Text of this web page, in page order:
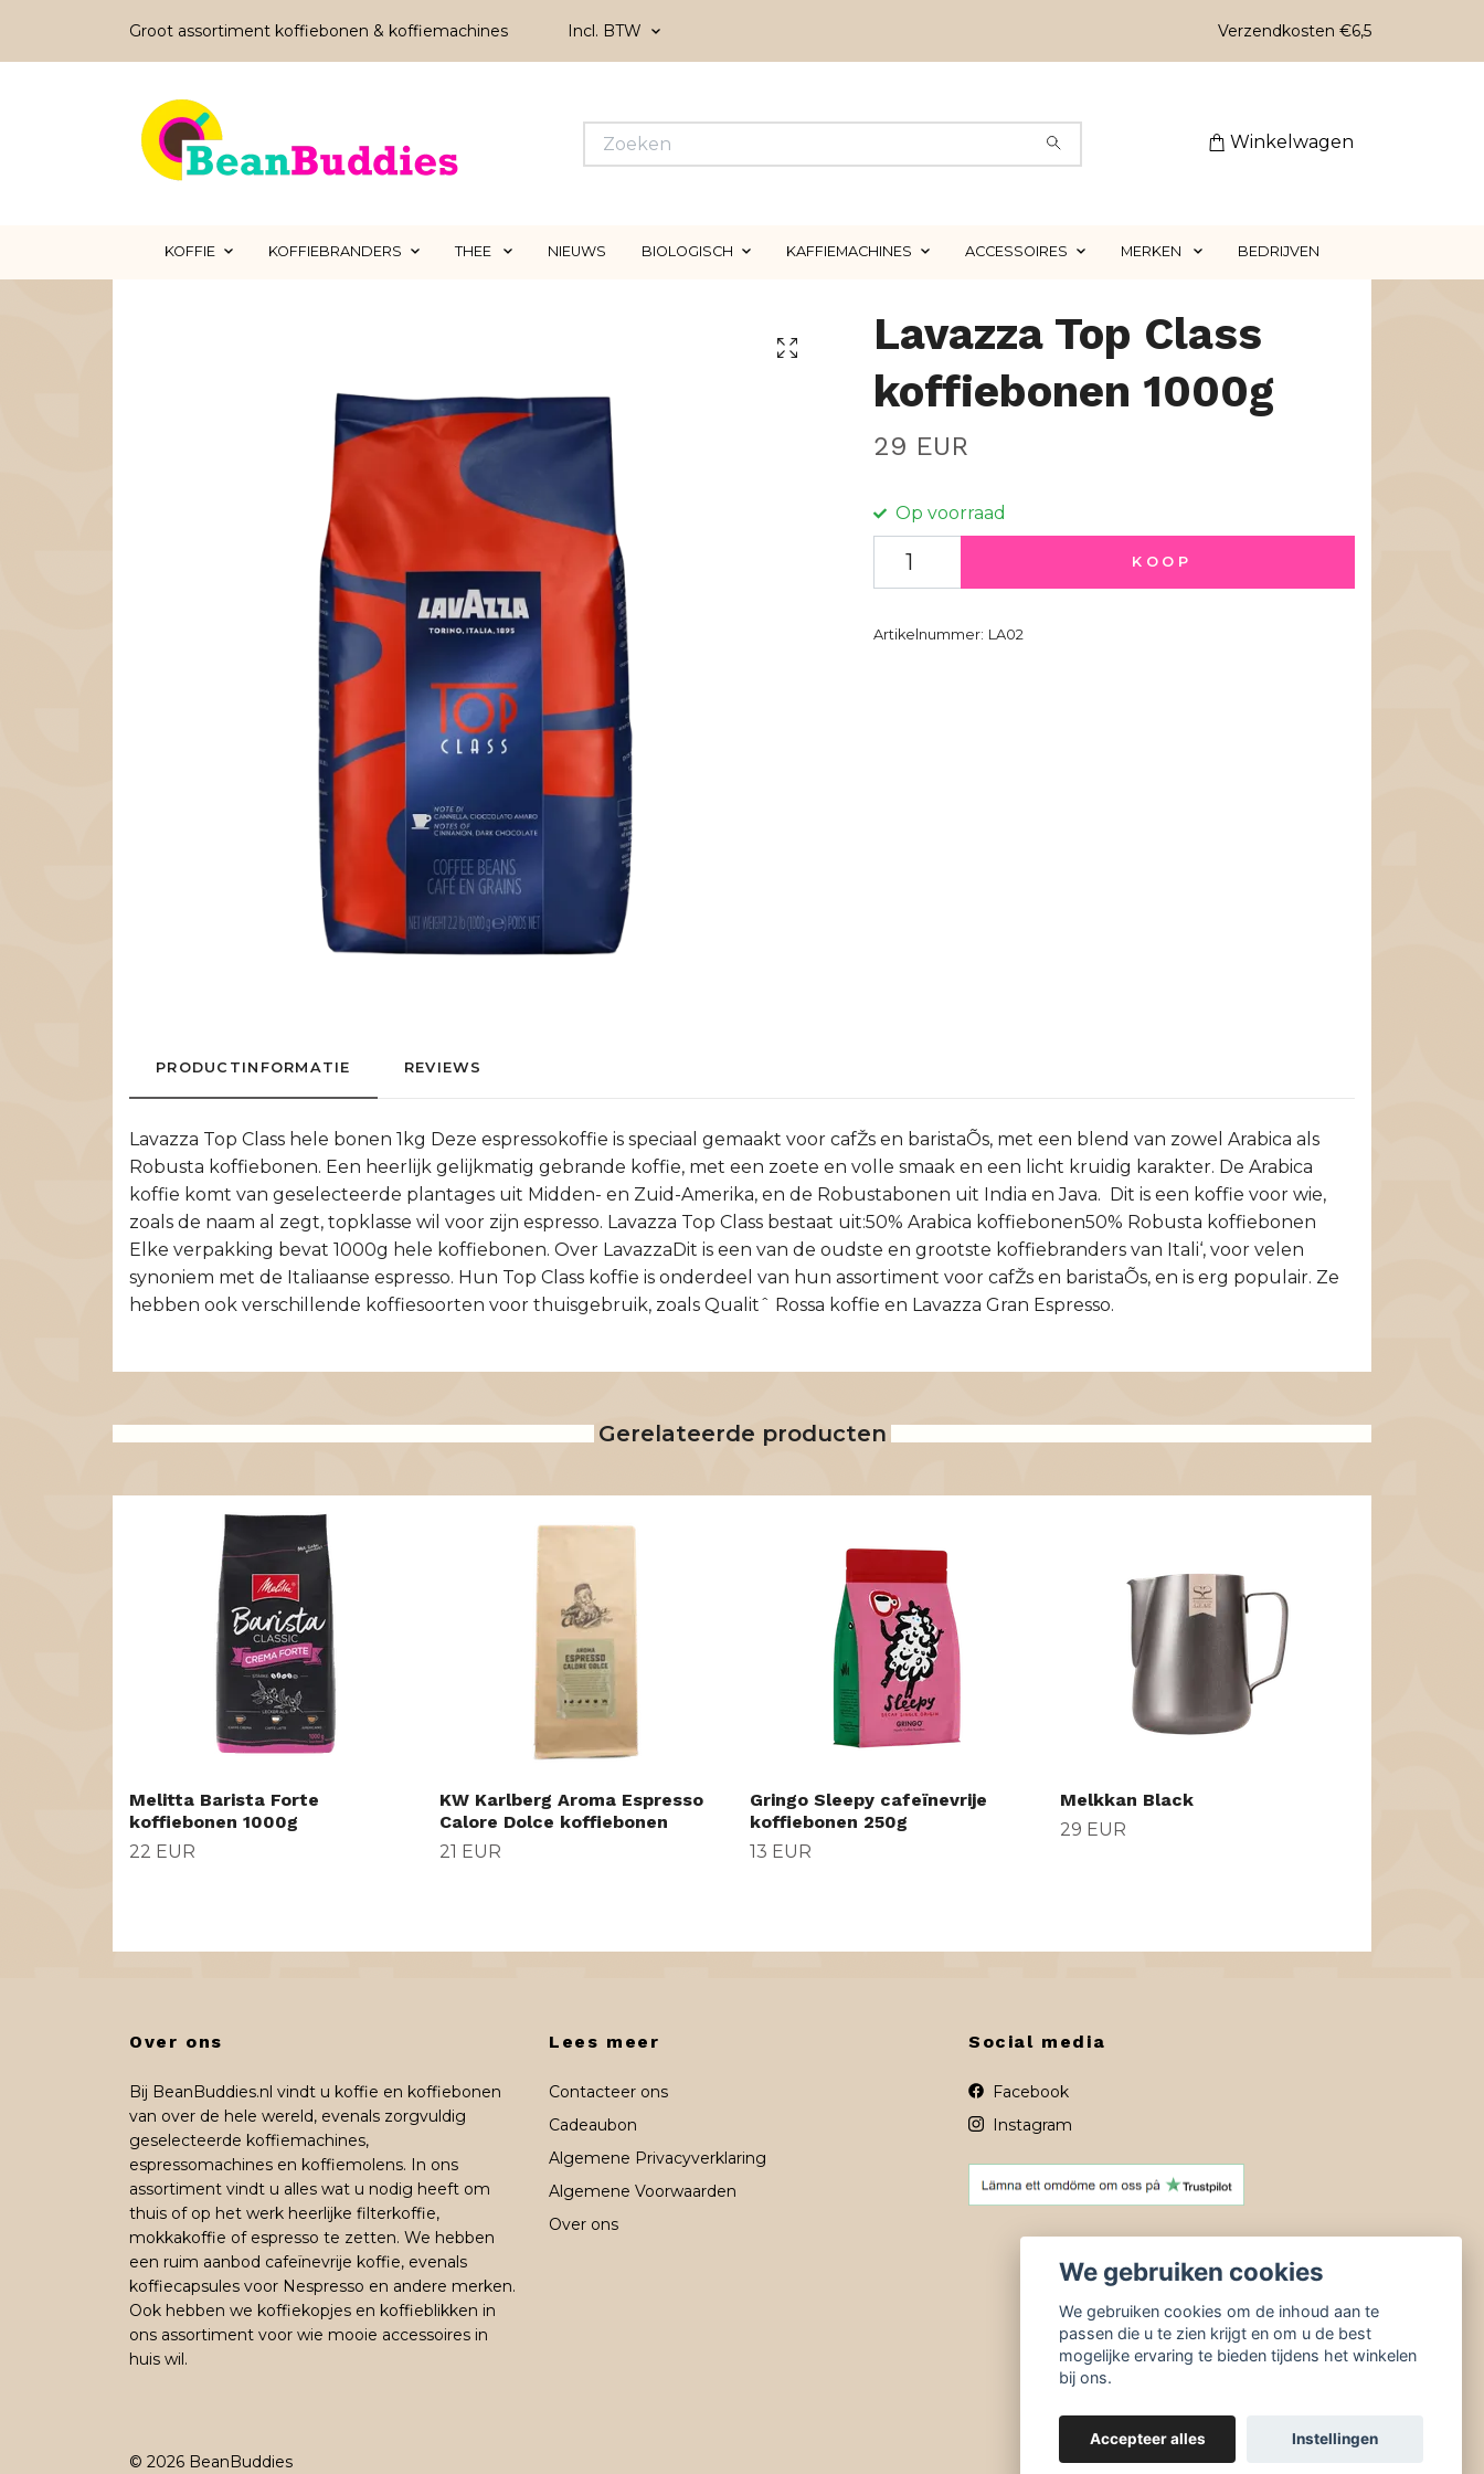
Groot assortiment koffiebonen & koffiemachines Incl. BTW Verzendkosten €6,5
Winkelwagen
KOFFIE KOFFIEBRANDERS THEE NIEUWS BIOLOGISCH KAFFIEMACHINES ACCESSOIRES MERKEN BEDRIJVEN
Lavazza Top Class
koffiebonen 1000g
29 EUR
Op voorraad
KOOP
Artikelnummer: LA02
PRODUCTINFORMATIE REVIEWS
Lavazza Top Class hele bonen 1kg Deze espressokoffie is speciaal gemaakt voor cafŽs en baristaÕs, met een blend van zowel Arabica als
Robusta koffiebonen. Een heerlijk gelijkmatig gebrande koffie, met een zoete en volle smaak en een licht kruidig karakter. De Arabica
koffie komt van geselecteerde plantages uit Midden- en Zuid-Amerika, en de Robustabonen uit India en Java. Dit is een koffie voor wie,
zoals de naam al zegt, topklasse wil voor zijn espresso. Lavazza Top Class bestaat uit:50% Arabica koffiebonen50% Robusta koffiebonen
Elke verpakking bevat 1000g hele koffiebonen. Over LavazzaDit is een van de oudste en grootste koffiebranders van Itali‘, voor velen
synoniem met de Italiaanse espresso. Hun Top Class koffie is onderdeel van hun assortiment voor cafŽs en baristaÕs, en is erg populair. Ze
hebben ook verschillende koffiesoorten voor thuisgebruik, zoals Qualitˆ Rossa koffie en Lavazza Gran Espresso.
Gerelateerde producten
Melitta Barista Forte
koffiebonen 1000g
22 EUR
KW Karlberg Aroma Espresso
Calore Dolce koffiebonen
21 EUR
Gringo Sleepy cafeïnevrije
koffiebonen 250g
13 EUR
Melkkan Black
29 EUR
Over ons
Bij BeanBuddies.nl vindt u koffie en koffiebonen
van over de hele wereld, evenals zorgvuldig
geselecteerde koffiemachines,
espressomachines en koffiemolens. In ons
assortiment vindt u alles wat u nodig heeft om
thuis of op het werk heerlijke filterkoffie,
mokkakoffie of espresso te zetten. We hebben
een ruim aanbod cafeïnevrije koffie, evenals
koffiecapsules voor Nespresso en andere merken.
Ook hebben we koffiekopjes en koffieblikken in
ons assortiment voor wie mooie accessoires in
huis wil.
Lees meer
Contacteer ons
Cadeaubon
Algemene Privacyverklaring
Algemene Voorwaarden
Over ons
Social media
Facebook
Instagram
© 2026 BeanBuddies
We gebruiken cookies
We gebruiken cookies om de inhoud aan te
passen die u te zien krijgt en om u de best
mogelijke ervaring te bieden tijdens het winkelen
bij ons.
Accepteer alles Instellingen